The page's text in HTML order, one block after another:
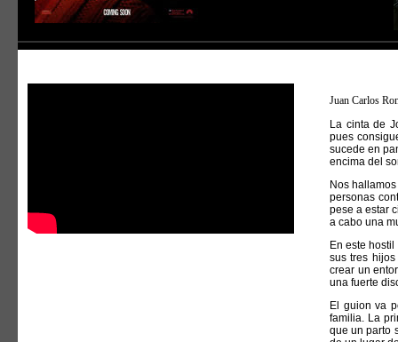
Juan Carlos
La cinta de
pues
sucede en
encima del
Nos
personas
pese a estar
a cabo una
En este
sus tres
crear un
una fuerte
El guion va
familia. La
que un parto